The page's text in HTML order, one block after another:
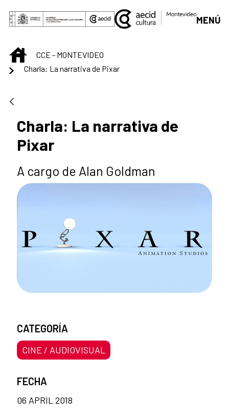
Skip to Main Content
MENÚ
INICIOCCE - MONTEVIDEO
Charla: La narrativa de Pixar
Charla: La narrativa de
Pixar
A cargo de Alan Goldman
CATEGORÍA
CINE / AUDIOVISUAL
FECHA
06 APRIL 2018